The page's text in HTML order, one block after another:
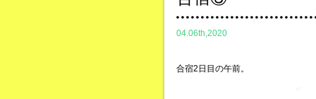
04.06th,2020
合宿2日目の午前。